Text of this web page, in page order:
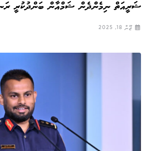
ޝަރީއަތް ނިމެންދެން ޝަމްއާން ބަންދުކުރީ
ޖޫން 18, 2025